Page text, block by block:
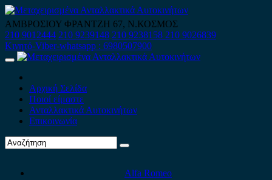
Skip
to
content
ΑΜΒΡΟΣΙΟΥ ΦΡΑΝΤΖΗ 67, Ν.ΚΟΣΜΟΣ
210 9012444 210 9239148 210 9238158 210 9026839
Κινητό-Viber-whatsapp : 6980507900
Primary
Αρχική Σελίδα
Ποιοί είμαστε
Ανταλλακτικά Αυτοκινήτων
Επικοινωνία
Alfa Romeo